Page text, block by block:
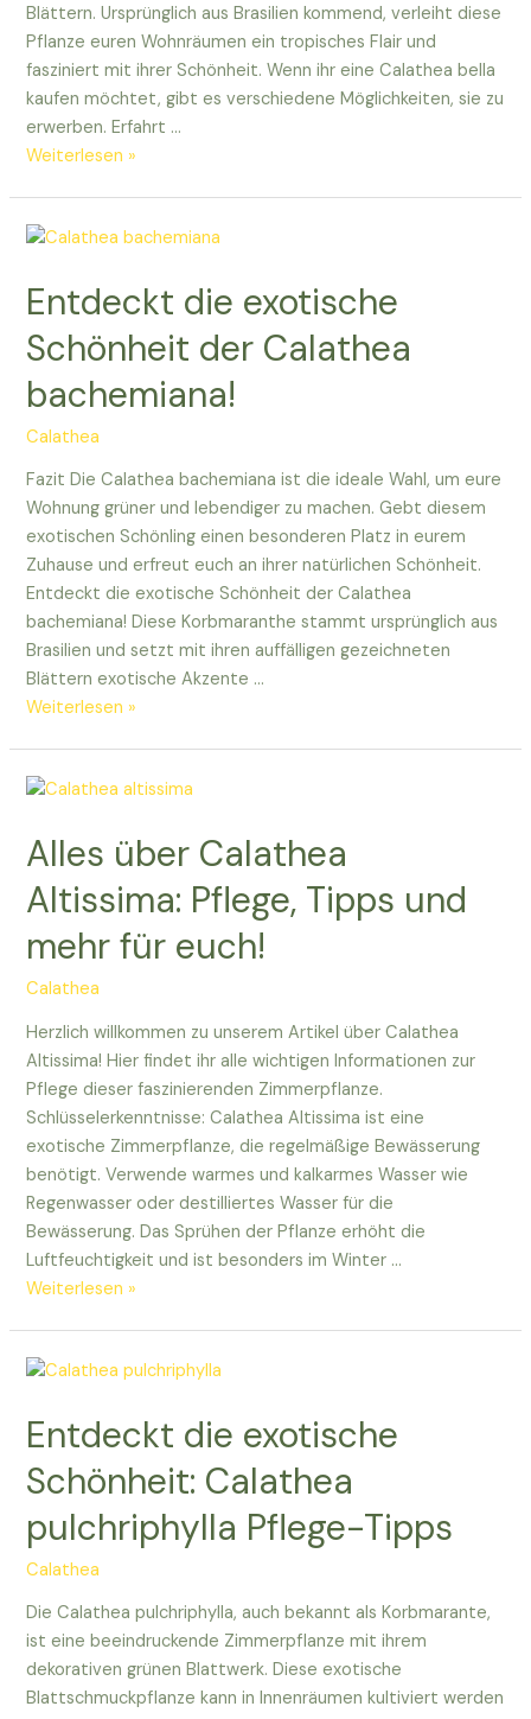
Blättern. Ursprünglich aus Brasilien kommend, verleiht diese
Pflanze euren Wohnräumen ein tropisches Flair und
fasziniert mit ihrer Schönheit. Wenn ihr eine Calathea bella
kaufen möchtet, gibt es verschiedene Möglichkeiten, sie zu
erwerben. Erfahrt …
Entdeckt
bella:
neue
Zimmerpflanze!
Weiterlesen »
Entdeckt die exotische
Schönheit der Calathea
bachemiana!
Calathea
Fazit Die Calathea bachemiana ist die ideale Wahl, um eure
Wohnung grüner und lebendiger zu machen. Gebt diesem
exotischen Schönling einen besonderen Platz in eurem
Zuhause und erfreut euch an ihrer natürlichen Schönheit.
Entdeckt die exotische Schönheit der Calathea
bachemiana! Diese Korbmaranthe stammt ursprünglich aus
Brasilien und setzt mit ihren auffälligen gezeichneten
Blättern exotische Akzente …
Entdeckt
Schönheit
Calathea
Weiterlesen »
Alles über Calathea
Altissima: Pflege, Tipps und
mehr für euch!
Calathea
Herzlich willkommen zu unserem Artikel über Calathea
Altissima! Hier findet ihr alle wichtigen Informationen zur
Pflege dieser faszinierenden Zimmerpflanze.
Schlüsselerkenntnisse: Calathea Altissima ist eine
exotische Zimmerpflanze, die regelmäßige Bewässerung
benötigt. Verwende warmes und kalkarmes Wasser wie
Regenwasser oder destilliertes Wasser für die
Bewässerung. Das Sprühen der Pflanze erhöht die
Luftfeuchtigkeit und ist besonders im Winter …
Alles
Altissima:
Tipps
mehr
für
euch!
Weiterlesen »
Entdeckt die exotische
Schönheit: Calathea
pulchriphylla Pflege-Tipps
Calathea
Die Calathea pulchriphylla, auch bekannt als Korbmarante,
ist eine beeindruckende Zimmerpflanze mit ihrem
dekorativen grünen Blattwerk. Diese exotische
Blattschmuckpflanze kann in Innenräumen kultiviert werden